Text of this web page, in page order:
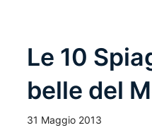
Le 10
belle del
31 Maggio 2013